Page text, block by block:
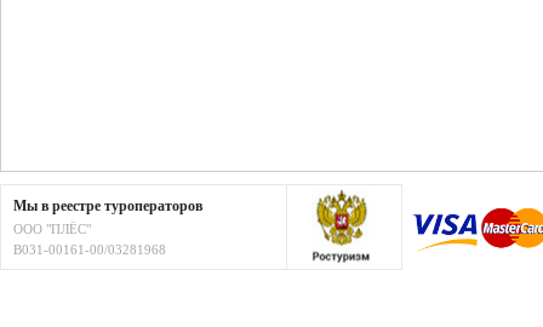
Мы в реестре туроператоров
ООО "ПЛЁС"
В031-00161-00/03281968